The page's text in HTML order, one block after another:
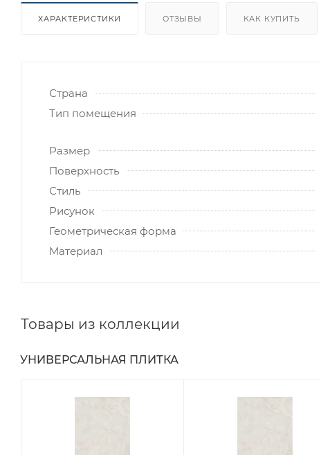
ХАРАКТЕРИСТИКИ ОТЗЫВЫ КАК КУПИТЬ
Страна
Тип помещения
Размер
Поверхность
Стиль
Рисунок
Геометрическая форма
Материал
Товары из коллекции
УНИВЕРСАЛЬНАЯ ПЛИТКА